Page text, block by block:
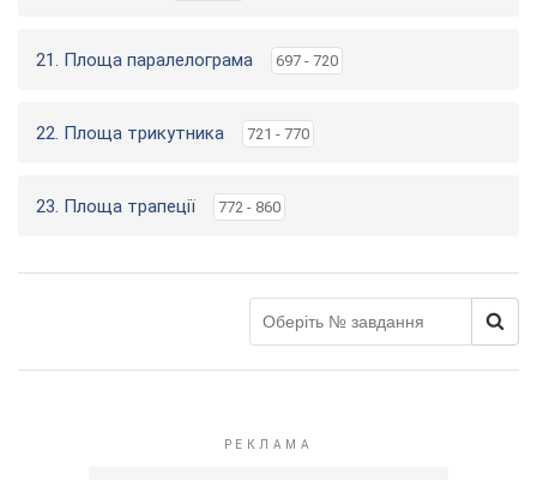
21. Площа паралелограма 697 - 720
22. Площа трикутника 721 - 770
23. Площа трапеції 772 - 860